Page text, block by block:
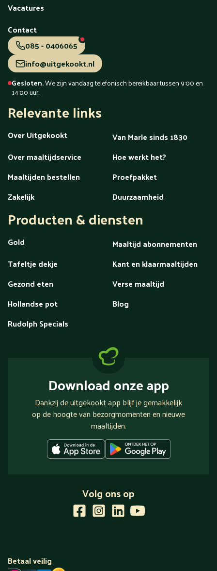
Vacatures
Contact
085 - 0406065
info@uitgekookt.nl
Gesloten.We zijn vandaag telefonisch bereikbaar tussen 9:00 en
14:00 uur.
Relevante links
Over Uitgekookt
Van Marle sinds 1830
Over maaltijdservice
Hoe werkt het?
Maaltijden bestellen
Proefpakket
Zakelijk
Duurzaamheid
Producten & diensten
Gold
Maaltijd abonnementen
Tafeltje dekje
Kant en klaarmaaltijden
Gezond eten
Verse maaltijd
Hollandse pot
Blog
Rudolph Specials
Download onze app
Dankzij de uitgekookt app blijf je gemakkelijk
op de hoogte van bezorgmomenten en nieuwe
maaltijden.
Volg ons op
Betaal veilig